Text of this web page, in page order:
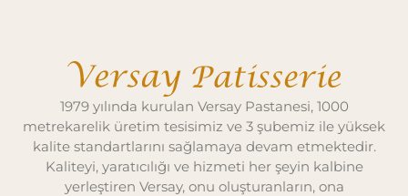
1979 yılında kurulan Versay Pastanesi, 1000
metrekarelik üretim tesisimiz ve 3 şubemiz ile yüksek
kalite standartlarını sağlamaya devam etmektedir.
Kaliteyi, yaratıcılığı ve hizmeti her şeyin kalbine
yerleştiren Versay, onu oluşturanların, ona